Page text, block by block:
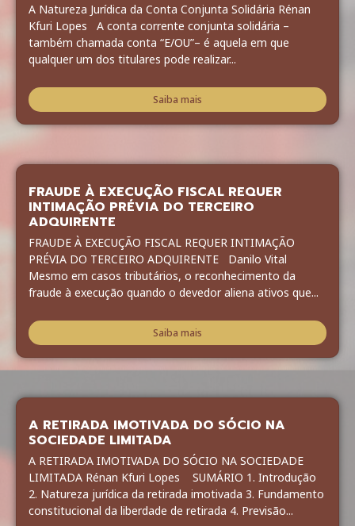
A Natureza Jurídica da Conta Conjunta Solidária Rénan
Kfuri Lopes A conta corrente conjunta solidária –
também chamada conta “E/OU”– é aquela em que
qualquer um dos titulares pode realizar...
Saiba mais
FRAUDE À EXECUÇÃO FISCAL REQUER
INTIMAÇÃO PRÉVIA DO TERCEIRO
ADQUIRENTE
FRAUDE À EXECUÇÃO FISCAL REQUER INTIMAÇÃO
PRÉVIA DO TERCEIRO ADQUIRENTE Danilo Vital
Mesmo em casos tributários, o reconhecimento da
fraude à execução quando o devedor aliena ativos que...
Saiba mais
A RETIRADA IMOTIVADA DO SÓCIO NA
SOCIEDADE LIMITADA
A RETIRADA IMOTIVADA DO SÓCIO NA SOCIEDADE
LIMITADA Rénan Kfuri Lopes SUMÁRIO 1. Introdução
2. Natureza jurídica da retirada imotivada 3. Fundamento
constitucional da liberdade de retirada 4. Previsão...